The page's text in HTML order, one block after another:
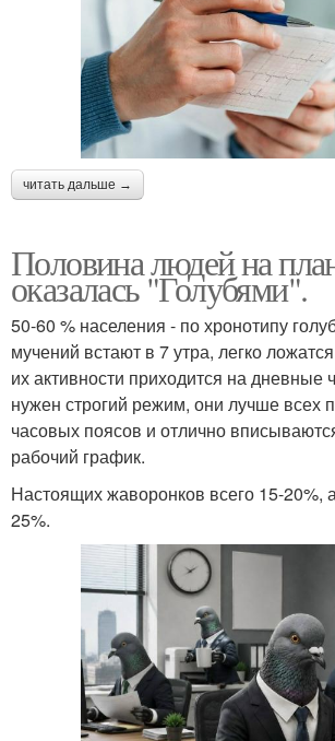
читать дальше →
Половина людей на
оказалась "Голубями".
50-60 % населения - по хронотипу
мучений встают в 7 утра, легко
их активности приходится на
нужен строгий режим, они лучше всех
часовых поясов и отлично
рабочий график.
Настоящих жаворонков всего 15-20%,
25%.